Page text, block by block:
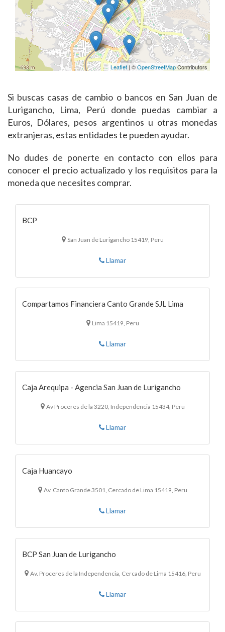
Leaflet | ©OpenStreetMapContributors
Si buscas casas de cambio o bancos en San Juan de
Lurigancho, Lima, Perú donde puedas cambiar a
Euros, Dólares, pesos argentinos u otras monedas
extranjeras, estas entidades te pueden ayudar.
No dudes de ponerte en contacto con ellos para
conocer el precio actualizado y los requisitos para la
moneda que necesites comprar.
BCP
San Juan de Lurigancho 15419, Peru
Llamar
Compartamos Financiera Canto Grande SJL Lima
Lima 15419, Peru
Llamar
Caja Arequipa - Agencia San Juan de Lurigancho
Av Proceres de la 3220, Independencia 15434, Peru
Llamar
Caja Huancayo
Av. Canto Grande 3501, Cercado de Lima 15419, Peru
Llamar
BCP San Juan de Lurigancho
Av. Proceres de la Independencia, Cercado de Lima 15416, Peru
Llamar